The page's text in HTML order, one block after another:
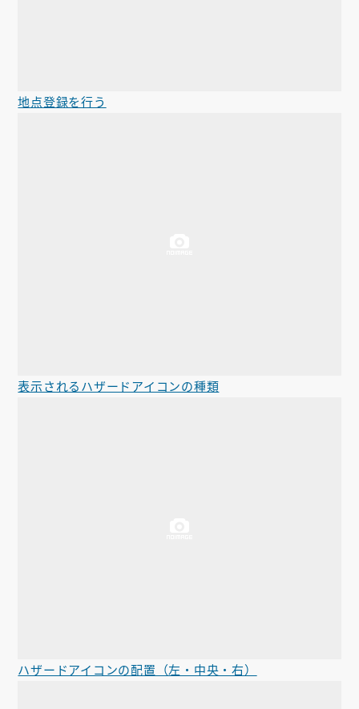
地点登録を行う
表示されるハザードアイコンの種類
ハザードアイコンの配置（左・中央・右）